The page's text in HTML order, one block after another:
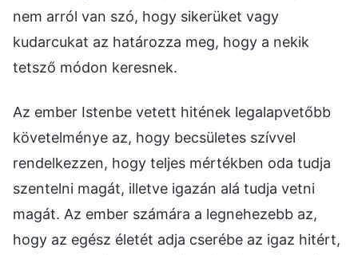
nem arról van szó, hogy sikerüket vagy
kudarcukat az határozza meg, hogy a nekik
tetsző módon keresnek.
Az ember Istenbe vetett hitének legalapvetőbb
követelménye az, hogy becsületes szívvel
rendelkezzen, hogy teljes mértékben oda tudja
szentelni magát, illetve igazán alá tudja vetni
magát. Az ember számára a legnehezebb az,
hogy az egész életét adja cserébe az igaz hitért,